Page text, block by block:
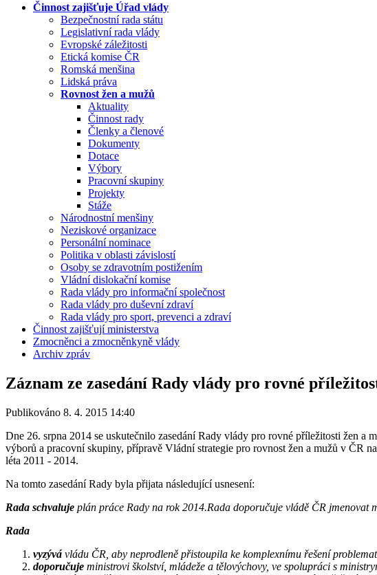
Činnost zajišťuje Úřad vlády
Bezpečnostní rada státu
Legislativní rada vlády
Evropské záležitosti
Etická komise ČR
Romská menšina
Lidská práva
Rovnost žen a mužů
Aktuality
Činnost rady
Členky a členové
Dokumenty
Dotace
Výbory
Pracovní skupiny
Projekty
Stáže
Národnostní menšiny
Neziskové organizace
Personální nominace
Politika v oblasti závislostí
Osoby se zdravotním postižením
Vládní dislokační komise
Rada vlády pro informační společnost
Rada vlády pro duševní zdraví
Rada vlády pro sport, prevenci a zdraví
Činnost zajišťují ministerstva
Zmocněnci a zmocněnkyně vlády
Archiv zpráv
Záznam ze zasedání Rady vlády pro rovné
Publikováno 8. 4. 2015 14:40
Dne 26. srpna 2014 se uskutečnilo zasedání Rady vlády pro rovné příležitosti žen
výborů a pracovní skupiny, přípravě Vládní strategie pro rovnost žen a mužů v ČR
léta 2011 - 2014.
Na tomto zasedání Rady byla přijata následující usnesení:
Rada schvaluje plán práce Rady na rok 2014.Rada doporučuje vládě ČR jmenovat
Rada
vyzývá vládu ČR, aby neprodleně přistoupila ke komplexnímu řešení
doporučuje ministrovi školství, mládeže a tělovýchovy, ve spolupráci s